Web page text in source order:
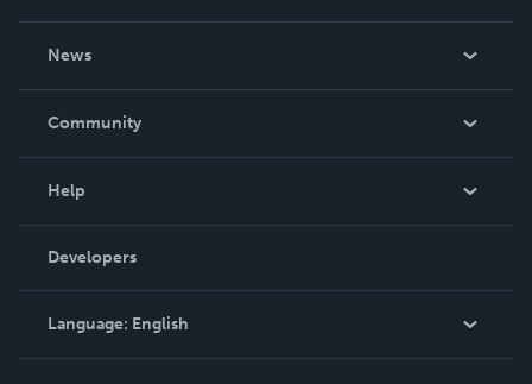
About Us
Careers
News
In The News
Events
Community
Blog
Videos
Podcast
Help
Order Lookup
Knowledge Base
Contact Support
Developers
Language: English